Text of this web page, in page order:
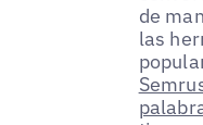
de
las